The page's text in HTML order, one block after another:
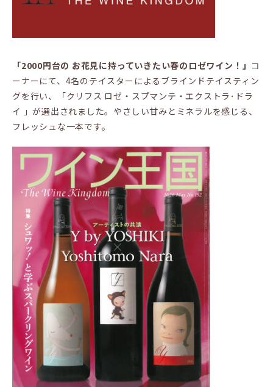
「2000円台の お花見に持っていきたい春のロゼワイン！」 コ
ーナーにて、4名のテイスターによるブラインドテイスティン
グを行い、「クリフス ロゼ・スプマンテ・エクストラ･ドラ
イ 」が選出されました。やさしい甘みとミネラルを感じる、
フレッシュな一本です。